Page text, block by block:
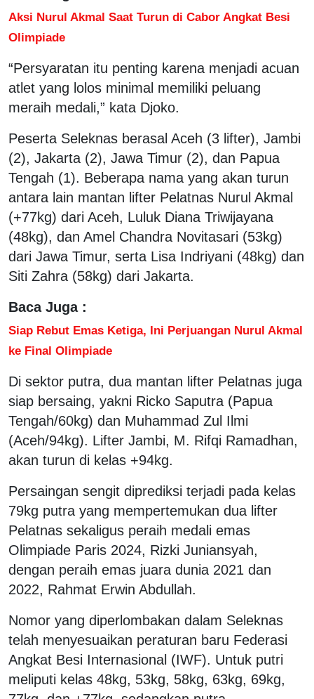
Aksi Nurul Akmal Saat Turun di Cabor Angkat Besi
Olimpiade
“Persyaratan itu penting karena menjadi acuan
atlet yang lolos minimal memiliki peluang
meraih medali,” kata Djoko.
Peserta Seleknas berasal Aceh (3 lifter), Jambi
(2), Jakarta (2), Jawa Timur (2), dan Papua
Tengah (1). Beberapa nama yang akan turun
antara lain mantan lifter Pelatnas Nurul Akmal
(+77kg) dari Aceh, Luluk Diana Triwijayana
(48kg), dan Amel Chandra Novitasari (53kg)
dari Jawa Timur, serta Lisa Indriyani (48kg) dan
Siti Zahra (58kg) dari Jakarta.
Baca Juga :
Siap Rebut Emas Ketiga, Ini Perjuangan Nurul Akmal
ke Final Olimpiade
Di sektor putra, dua mantan lifter Pelatnas juga
siap bersaing, yakni Ricko Saputra (Papua
Tengah/60kg) dan Muhammad Zul Ilmi
(Aceh/94kg). Lifter Jambi, M. Rifqi Ramadhan,
akan turun di kelas +94kg.
Persaingan sengit diprediksi terjadi pada kelas
79kg putra yang mempertemukan dua lifter
Pelatnas sekaligus peraih medali emas
Olimpiade Paris 2024, Rizki Juniansyah,
dengan peraih emas juara dunia 2021 dan
2022, Rahmat Erwin Abdullah.
Nomor yang diperlombakan dalam Seleknas
telah menyesuaikan peraturan baru Federasi
Angkat Besi Internasional (IWF). Untuk putri
meliputi kelas 48kg, 53kg, 58kg, 63kg, 69kg,